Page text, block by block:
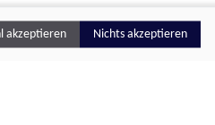
akzeptieren Nichts akzeptieren